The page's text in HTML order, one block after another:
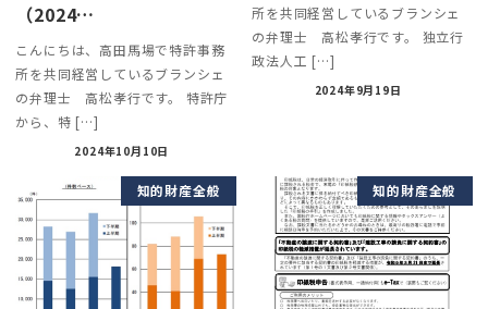
（2024…
こんにちは、高田馬場で特許事務
所を共同経営しているブランシェ
の弁理士 高松孝行です。 特許庁
から、特 […]
2024年10月10日
所を共同経営しているブランシェ
の弁理士 高松孝行です。 独立行
政法人工 […]
2024年9月19日
知的財産全般 知的財産全般